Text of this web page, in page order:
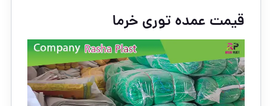
قیمت عمده توری خرما